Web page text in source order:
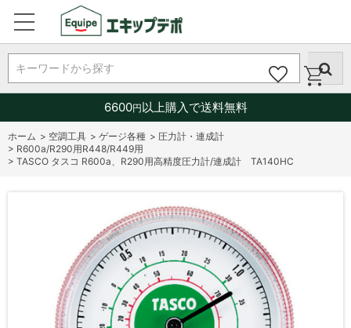
キーワードから探す
6600円以上購入で送料無料
ホーム > 空調工具 > ゲージ各種 > 圧力計・連成計
> R600a/R290用R448/R449用
> TASCO タスコ R600a、R290用高精度圧力計/連成計 TA140HC